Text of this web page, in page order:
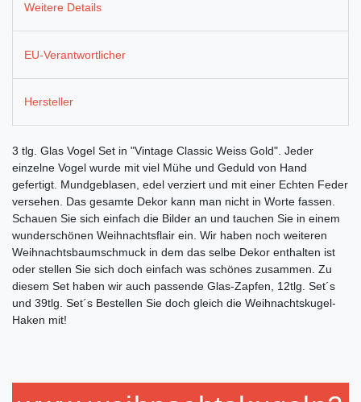
Weitere Details
EU-Verantwortlicher
Hersteller
3 tlg. Glas Vogel Set in "Vintage Classic Weiss Gold". Jeder
einzelne Vogel wurde mit viel Mühe und Geduld von Hand
gefertigt. Mundgeblasen, edel verziert und mit einer Echten Feder
versehen. Das gesamte Dekor kann man nicht in Worte fassen.
Schauen Sie sich einfach die Bilder an und tauchen Sie in einem
wunderschönen Weihnachtsflair ein. Wir haben noch weiteren
Weihnachtsbaumschmuck in dem das selbe Dekor enthalten ist
oder stellen Sie sich doch einfach was schönes zusammen. Zu
diesem Set haben wir auch passende Glas-Zapfen, 12tlg. Set´s
und 39tlg. Set´s Bestellen Sie doch gleich die Weihnachtskugel-
Haken mit!